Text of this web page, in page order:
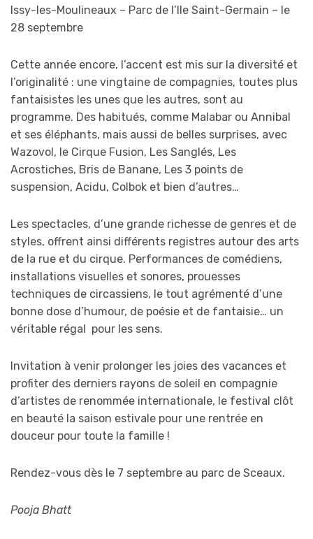
Issy-les-Moulineaux – Parc de l’Ile Saint-Germain – le
28 septembre
Cette année encore, l’accent est mis sur la diversité et
l’originalité : une vingtaine de compagnies, toutes plus
fantaisistes les unes que les autres, sont au
programme. Des habitués, comme Malabar ou Annibal
et ses éléphants, mais aussi de belles surprises, avec
Wazovol, le Cirque Fusion, Les Sanglés, Les
Acrostiches, Bris de Banane, Les 3 points de
suspension, Acidu, Colbok et bien d’autres…
Les spectacles, d’une grande richesse de genres et de
styles, offrent ainsi différents registres autour des arts
de la rue et du cirque. Performances de comédiens,
installations visuelles et sonores, prouesses
techniques de circassiens, le tout agrémenté d’une
bonne dose d’humour, de poésie et de fantaisie… un
véritable régal pour les sens.
Invitation à venir prolonger les joies des vacances et
profiter des derniers rayons de soleil en compagnie
d’artistes de renommée internationale, le festival clôt
en beauté la saison estivale pour une rentrée en
douceur pour toute la famille !
Rendez-vous dès le 7 septembre au parc de Sceaux.
Pooja Bhatt